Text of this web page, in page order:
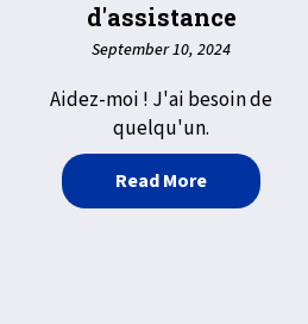
d'assistance
September 10, 2024
Aidez-moi ! J'ai besoin de
quelqu'un.
Read Moreabout